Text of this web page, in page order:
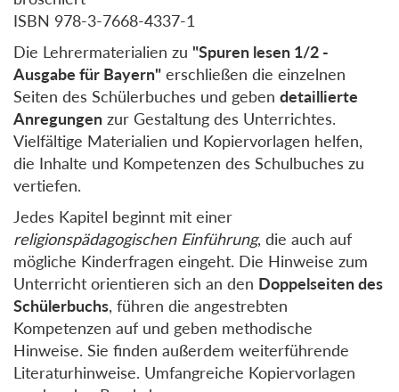
ISBN 978-3-7668-4337-1
Die Lehrermaterialien zu "Spuren lesen 1/2 -
Ausgabe für Bayern" erschließen die einzelnen
Seiten des Schülerbuches und geben detaillierte
Anregungen zur Gestaltung des Unterrichtes.
Vielfältige Materialien und Kopiervorlagen helfen,
die Inhalte und Kompetenzen des Schulbuches zu
vertiefen.
Jedes Kapitel beginnt mit einer
religionspädagogischen Einführung, die auch auf
mögliche Kinderfragen eingeht. Die Hinweise zum
Unterricht orientieren sich an den Doppelseiten des
Schülerbuchs, führen die angestrebten
Kompetenzen auf und geben methodische
Hinweise. Sie finden außerdem weiterführende
Literaturhinweise. Umfangreiche Kopiervorlagen